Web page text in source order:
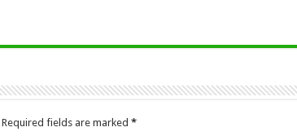
Required fields are marked *